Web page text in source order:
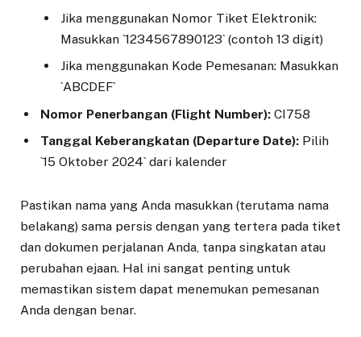
Jika menggunakan Nomor Tiket Elektronik:
Masukkan `1234567890123` (contoh 13 digit)
Jika menggunakan Kode Pemesanan: Masukkan
`ABCDEF`
Nomor Penerbangan (Flight Number): CI758
Tanggal Keberangkatan (Departure Date): Pilih
`15 Oktober 2024` dari kalender
Pastikan nama yang Anda masukkan (terutama nama
belakang) sama persis dengan yang tertera pada tiket
dan dokumen perjalanan Anda, tanpa singkatan atau
perubahan ejaan. Hal ini sangat penting untuk
memastikan sistem dapat menemukan pemesanan
Anda dengan benar.